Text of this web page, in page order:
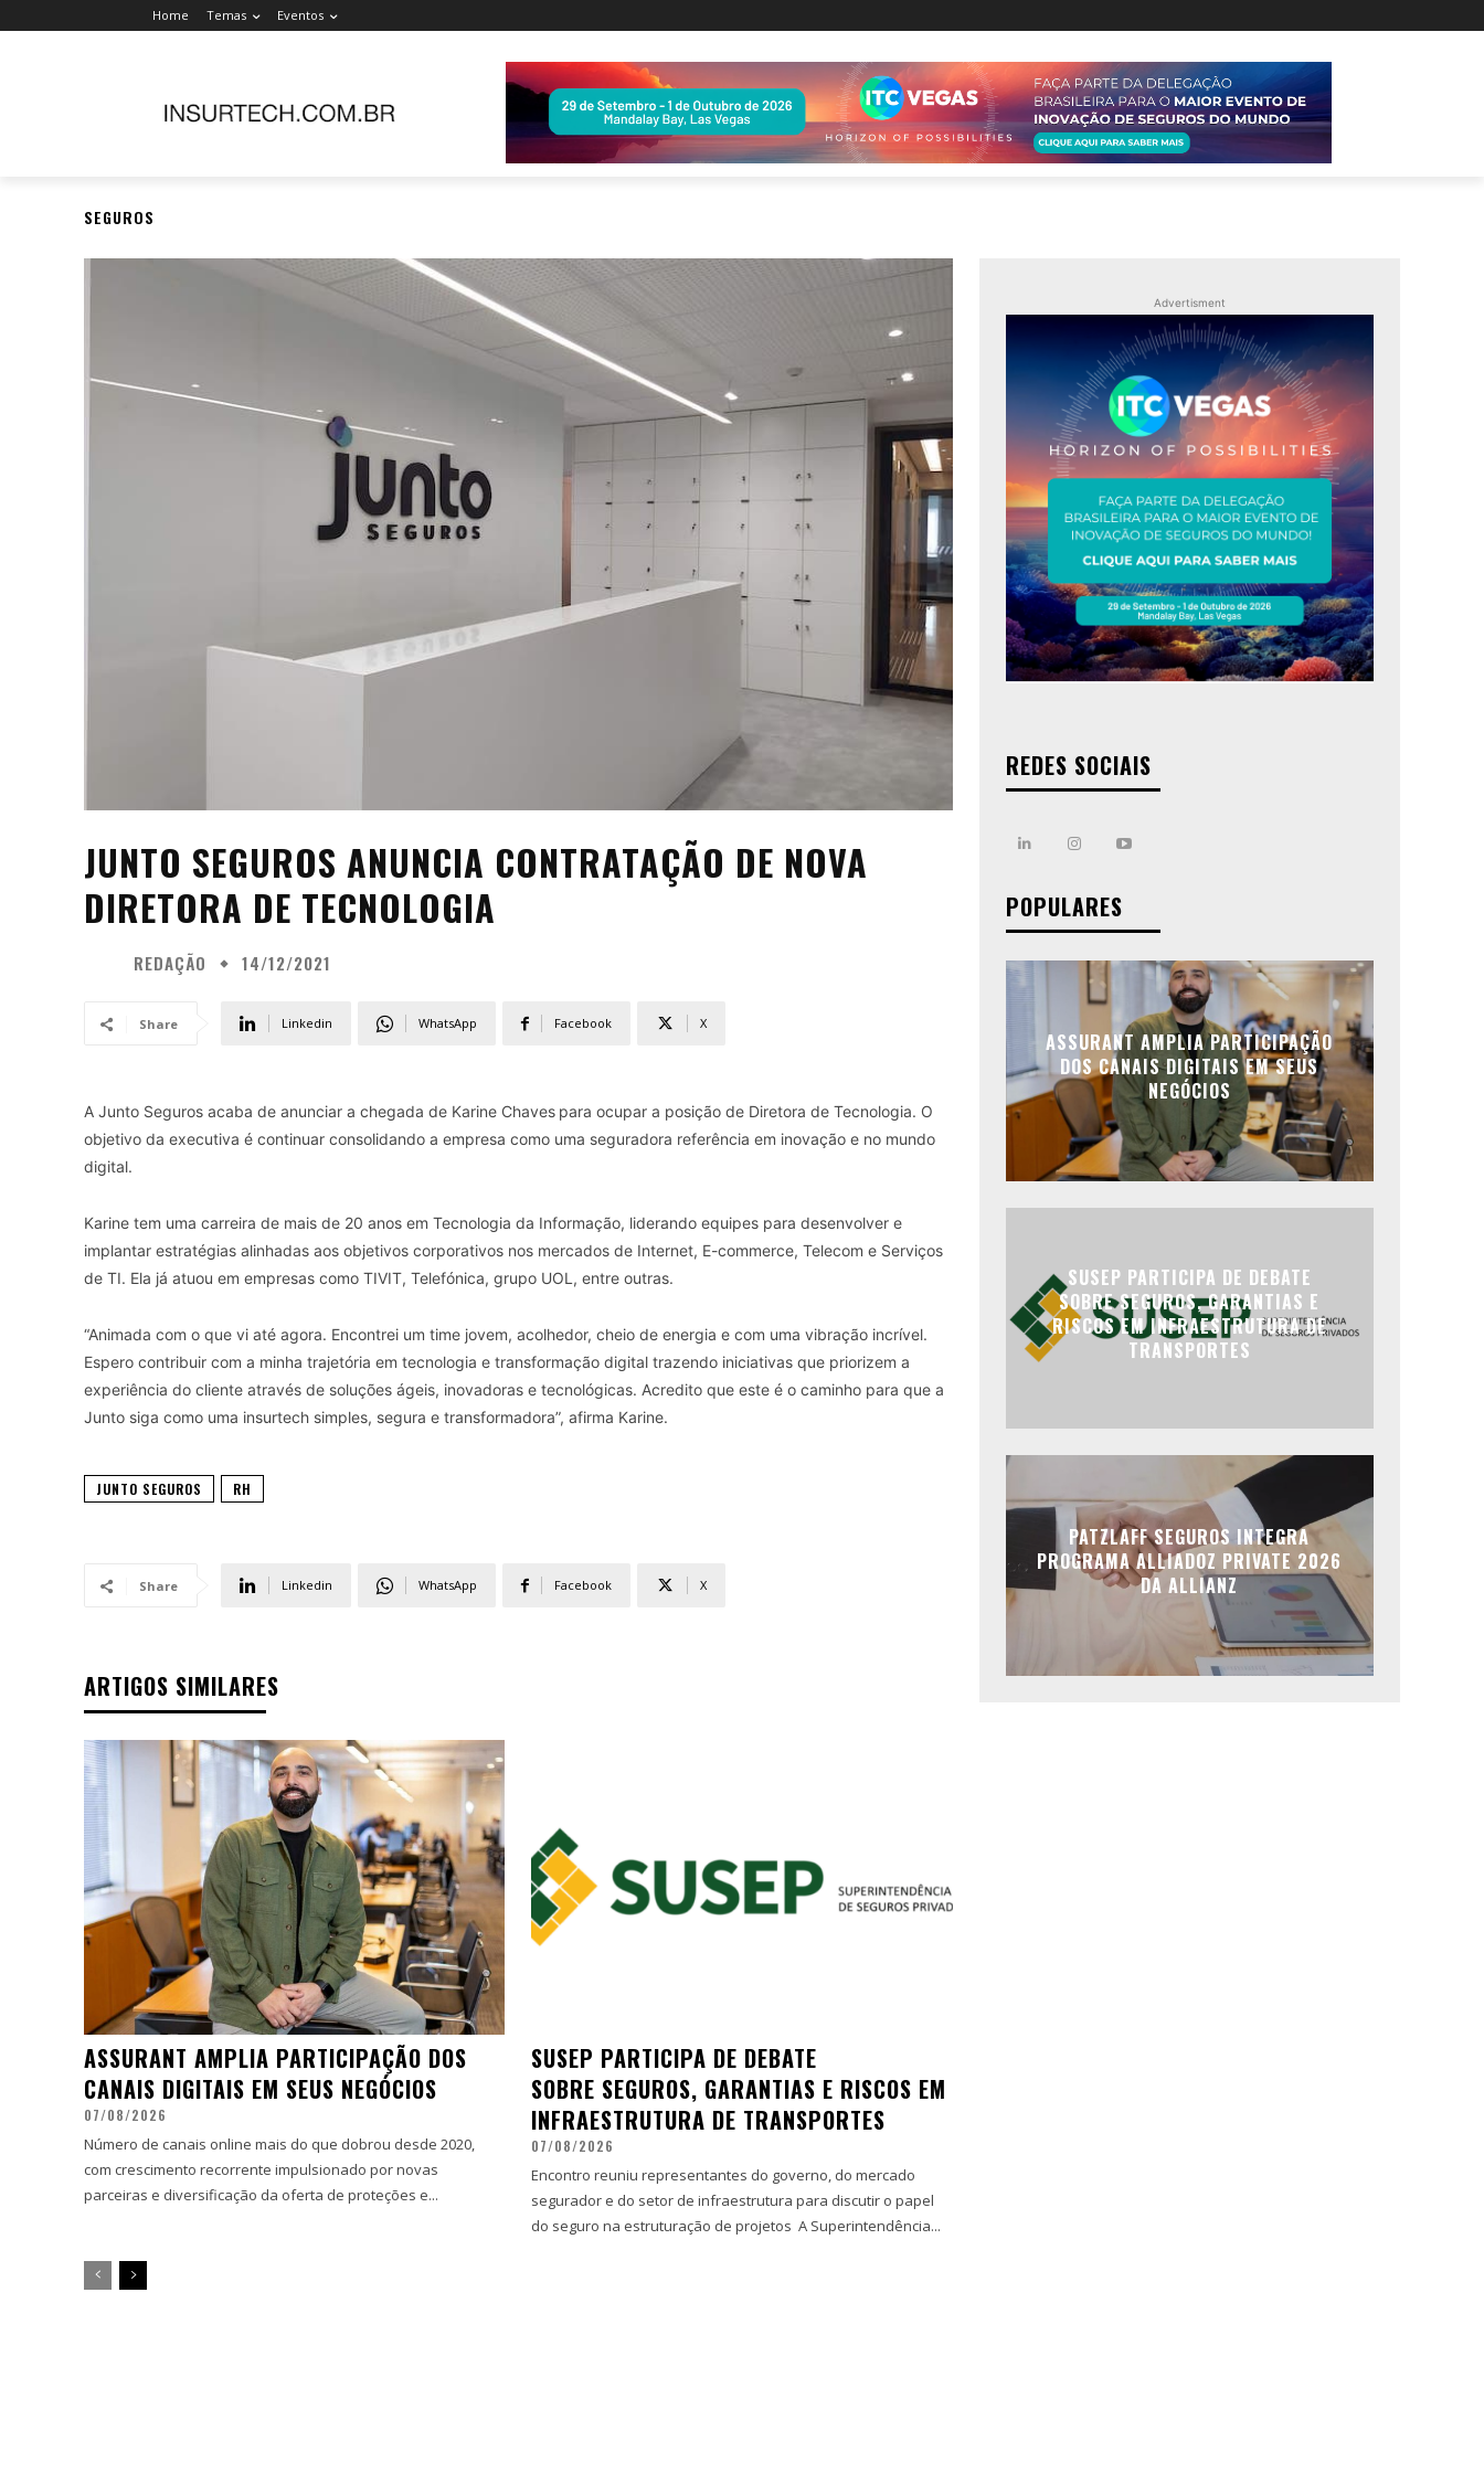
Home Temas Eventos
SEGUROS
JUNTO SEGUROS ANUNCIA CONTRATAÇÃO DE NOVA
DIRETORA DE TECNOLOGIA
REDAÇÃO 14/12/2021
Share Linkedin WhatsApp Facebook X
A Junto Seguros acaba de anunciar a chegada de Karine Chaves para ocupar a posição de Diretora de Tecnologia. O
objetivo da executiva é continuar consolidando a empresa como uma seguradora referência em inovação e no mundo
digital.
Karine tem uma carreira de mais de 20 anos em Tecnologia da Informação, liderando equipes para desenvolver e
implantar estratégias alinhadas aos objetivos corporativos nos mercados de Internet, E-commerce, Telecom e Serviços
de TI. Ela já atuou em empresas como TIVIT, Telefónica, grupo UOL, entre outras.
“Animada com o que vi até agora. Encontrei um time jovem, acolhedor, cheio de energia e com uma vibração incrível.
Espero contribuir com a minha trajetória em tecnologia e transformação digital trazendo iniciativas que priorizem a
experiência do cliente através de soluções ágeis, inovadoras e tecnológicas. Acredito que este é o caminho para que a
Junto siga como uma insurtech simples, segura e transformadora”, afirma Karine.
JUNTO SEGUROS RH
Share Linkedin WhatsApp Facebook X
ARTIGOS SIMILARES
ASSURANT AMPLIA PARTICIPAÇÃO DOS
CANAIS DIGITAIS EM SEUS NEGÓCIOS
07/08/2026
Número de canais online mais do que dobrou desde 2020,
com crescimento recorrente impulsionado por novas
parceiras e diversificação da oferta de proteções e...
SUSEP PARTICIPA DE DEBATE
SOBRE SEGUROS, GARANTIAS E RISCOS EM
INFRAESTRUTURA DE TRANSPORTES
07/08/2026
Encontro reuniu representantes do governo, do mercado
segurador e do setor de infraestrutura para discutir o papel
do seguro na estruturação de projetos A Superintendência...
Advertisment
REDES SOCIAIS
POPULARES
ASSURANT AMPLIA PARTICIPAÇÃO
DOS CANAIS DIGITAIS EM SEUS
NEGÓCIOS
SUSEP PARTICIPA DE DEBATE
SOBRE SEGUROS, GARANTIAS E
RISCOS EM INFRAESTRUTURA DE
TRANSPORTES
PATZLAFF SEGUROS INTEGRA
PROGRAMA ALLIADOZ PRIVATE 2026
DA ALLIANZ